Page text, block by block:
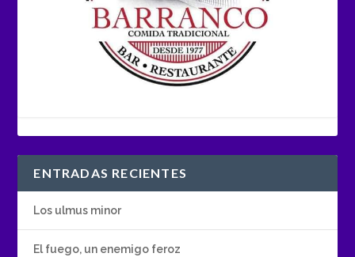
ENTRADAS RECIENTES
Los ulmus minor
El fuego, un enemigo feroz